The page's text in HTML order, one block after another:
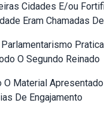
Cidades E/ou
Eram Chamadas De
O Segundo Reinado
O Material
De Engajamento